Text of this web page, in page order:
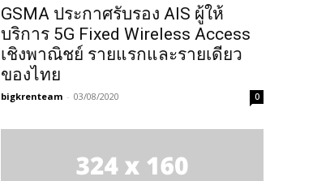
GSMA ประกาศรับรอง AIS ผู้ให้
บริการ 5G Fixed Wireless Access
เชิงพาณิชย์ รายแรกและรายเดียว
ของไทย
bigkrenteam - 03/08/2020 0